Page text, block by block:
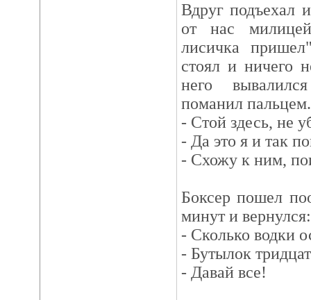
Вдруг подъехал
от нас
лисичка
стоял и ничего
него
поманил
- Стой здесь, не
- Да это я и так
- Схожу к ним,
Боксер пошел
минут и вернулся:
- Сколько водки
- Бутылок
- Давай все!